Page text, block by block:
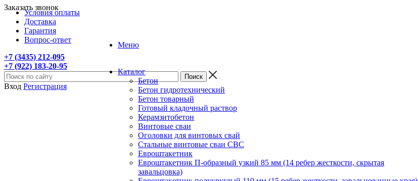
Условия оплаты
Доставка
Гарантия
Вопрос-ответ
+7 (3435) 212-095
+7 (922) 183-20-95
Заказать звонок
Вход Регистрация
Меню
Каталог
Бетон
Бетон гидротехнический
Бетон товарный
Готовый кладочный раствор
Керамзитобетон
Винтовые сваи
Оголовки для винтовых свай
Стальные винтовые сваи СВС
Евроштакетник
Евроштакетник П-образный узкий 85 мм (14 ребер жесткости, скрытая
завальцовка)